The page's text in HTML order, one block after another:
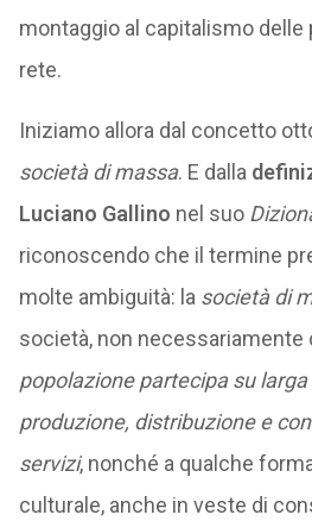
montaggio al capitalismo
rete.
Iniziamo allora dal concetto
società di massa. E dalla
Luciano Gallino nel suo
riconoscendo che il termine
molte ambiguità: la società di
società, non necessariamente
popolazione partecipa su
produzione, distribuzione e
servizi, nonché a qualche
culturale, anche in veste di